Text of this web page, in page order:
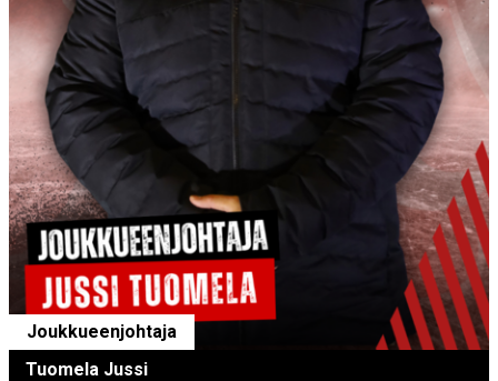
Joukkueenjohtaja
Tuomela Jussi